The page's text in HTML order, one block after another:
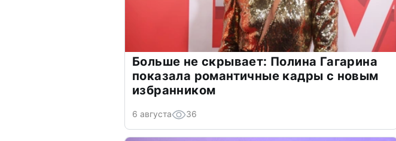
Больше не скрывает: Полина Гагарина
показала романтичные кадры с новым
избранником
6 августа 36